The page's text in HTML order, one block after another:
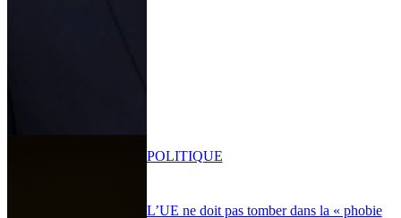
L’UE ne doit pas tomber dans la « phobie
POLITIQUE